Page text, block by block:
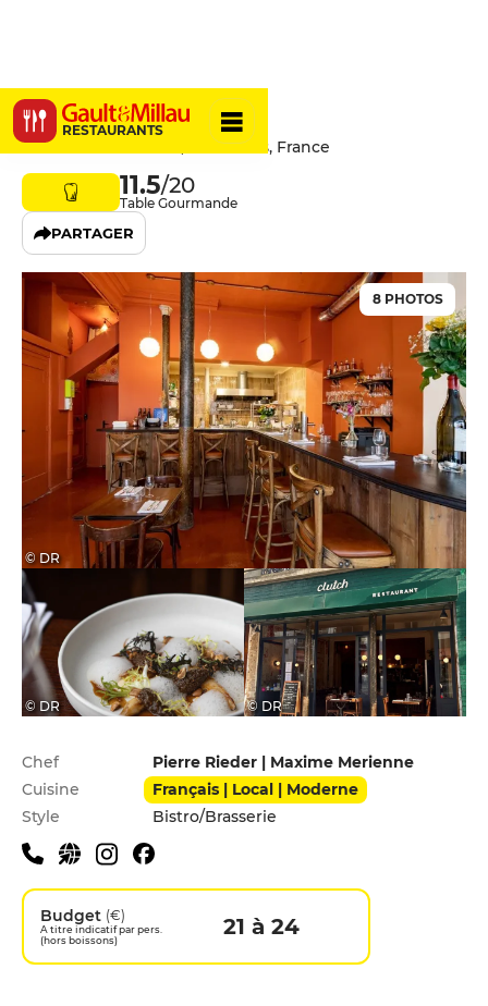
RESTAURANTS
Clutch
62 Rue de Montreuil, 75011 Paris, France
11.5/20
Table Gourmande
PARTAGER
© DR
© DR © DR
8 PHOTOS
Infos pratiques
Chef
Pierre Rieder | Maxime Merienne
Cuisine
Français | Local | Moderne
Style
Bistro/Brasserie
Budget (€)
A titre indicatif par pers.
(hors boissons)
21 à 24